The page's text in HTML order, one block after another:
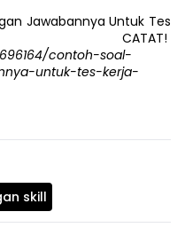
Jawabannya Untuk Tes
contoh-soal-
untuk-tes-kerja-
skill